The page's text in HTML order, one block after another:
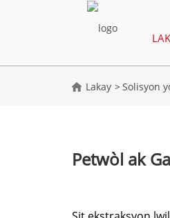
Lakay Solisyon
Petwòl ak